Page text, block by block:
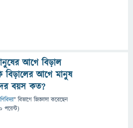
আগে বিড়াল
বিড়ালের আগে মানুষ
বয়স কত?
" বিভাগে জিজ্ঞাসাকরেছেন
পয়েন্ট)